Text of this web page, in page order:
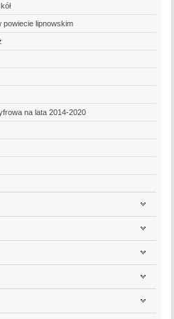
powiecie lipnowskim
na lata 2014-2020